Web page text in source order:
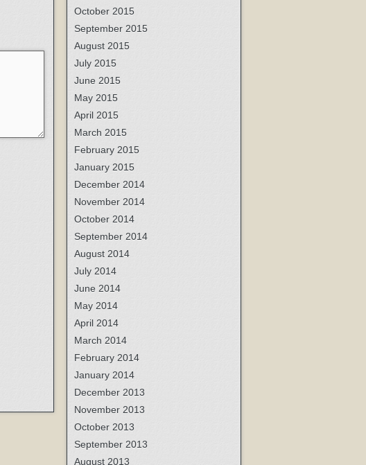
October 2015
September 2015
August 2015
July 2015
June 2015
May 2015
April 2015
March 2015
February 2015
January 2015
December 2014
November 2014
October 2014
September 2014
August 2014
July 2014
June 2014
May 2014
April 2014
March 2014
February 2014
January 2014
December 2013
November 2013
October 2013
September 2013
August 2013